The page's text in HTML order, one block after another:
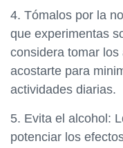
4. Tómalos por la
que experimentas
considera tomar
acostarte para
actividades diarias.
5. Evita el alcohol:
potenciar los